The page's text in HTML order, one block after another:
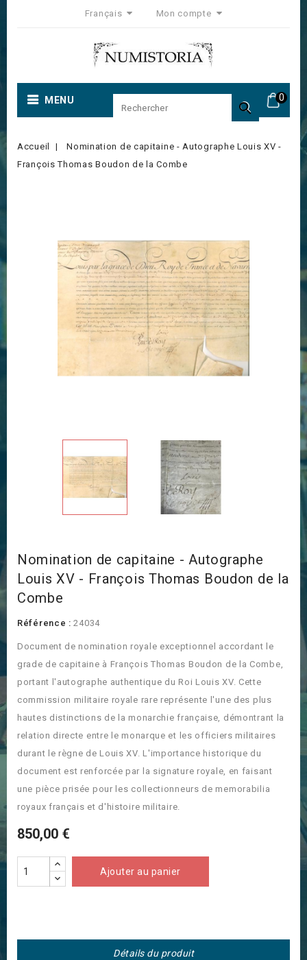
Français Mon compte
0
MENU 
Accueil
Nomination de capitaine - Autographe Louis XV -
François Thomas Boudon de la Combe
Nomination de capitaine - Autographe
Louis XV - François Thomas Boudon de la
Combe
Référence : 24034
Document de nomination royale exceptionnel accordant le
grade de capitaine à François Thomas Boudon de la Combe,
portant l'autographe authentique du Roi Louis XV. Cette
commission militaire royale rare représente l'une des plus
hautes distinctions de la monarchie française, démontrant la
relation directe entre le monarque et les officiers militaires
durant le règne de Louis XV. L'importance historique du
document est renforcée par la signature royale, en faisant
une pièce prisée pour les collectionneurs de memorabilia
royaux français et d'histoire militaire.
850,00 €
Ajouter au panier
Détails du produit